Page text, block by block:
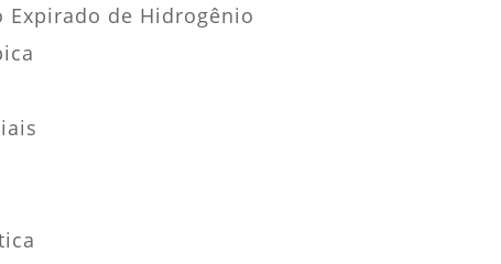
Expirado de Hidrogênio